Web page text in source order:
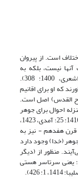
است. از پیروان
نیست، بلکه به
اعراض‏شان بازمی‏گردد (ارسطو، 1367: 147؛ اشعرى، 1400: 308).
که او برای اقانیم
القدس) اصل است.
احوال برای جوهر
هستند و وجود بنفسه و مستقل ندارند (جوینی، 1416: 25؛ آمدی، 1423،
قرن هفدهم - نیز به
(خدا) وجود دارد
منظور از (دیگر
یعنی سرتاسر هستی